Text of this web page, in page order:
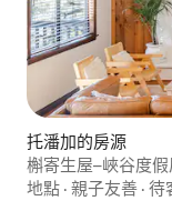
托潘加的房源
槲寄生屋–峽谷度
地點 · 親子友善 · 待